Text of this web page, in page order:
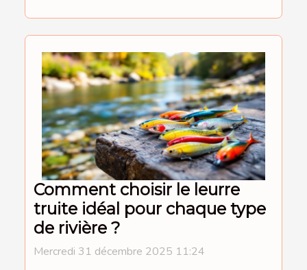
Comment choisir le leurre
truite idéal pour chaque type
de rivière ?
Mercredi 31 décembre 2025 11:24